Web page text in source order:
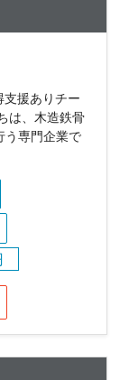
援ありチー
は、木造鉄骨
う専門企業で